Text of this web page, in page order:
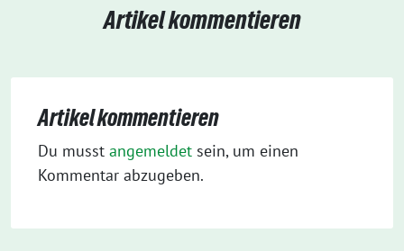
Artikel kommentieren
Artikel kommentieren
Du musst angemeldet sein, um einen
Kommentar abzugeben.